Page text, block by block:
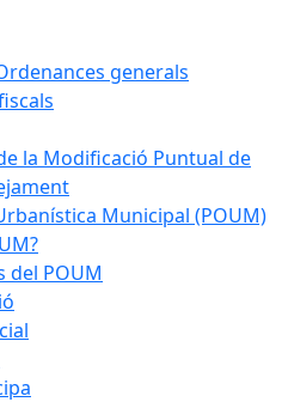
generals
la Modificació Puntual de
Municipal (POUM)
del POUM